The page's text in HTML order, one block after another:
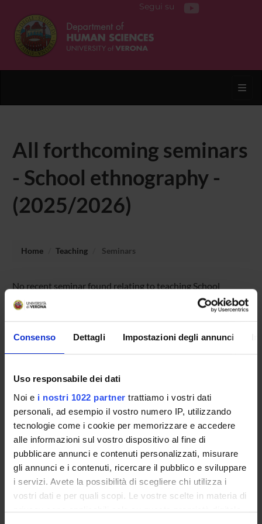
Consenso Dettagli Impostazioni degli annunci
Uso responsabile dei dati
Noi e i nostri 1022 partner trattiamo i vostri dati
personali, ad esempio il vostro numero IP, utilizzando
tecnologie come i cookie per memorizzare e accedere
alle informazioni sul vostro dispositivo al fine di
pubblicare annunci e contenuti personalizzati, misurare
gli annunci e i contenuti, ricercare il pubblico e sviluppare
i servizi. Avete la possibilità di scegliere chi utilizza i
vostri dati e per quali scopi. Le vostre scelte in materia di
privacy sono applicabili solo su questa proprietà digitale
Segui su
All forthcoming seminars
- School ethnography -
(2025/2026)
Home Teaching Seminars
No recent seminar found relating to teaching School
ethnography.
STUDYING
COURSES
PHD PROGRAMMES AND POSTGRADUATE
TRAINING
Contacts
People
Places
Calendar